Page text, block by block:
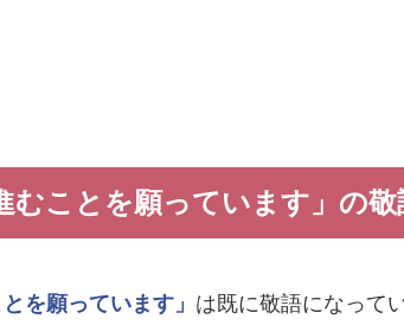
むことを願っています」の
を願っています」 は既に敬語になって